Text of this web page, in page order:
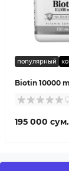
популярный
Biotin 10000
195 000 сум.